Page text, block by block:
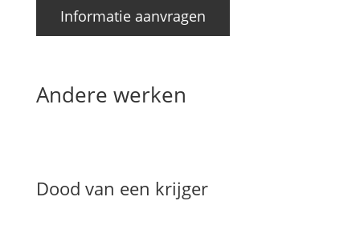
Informatie aanvragen
Andere werken
Dood van een krijger